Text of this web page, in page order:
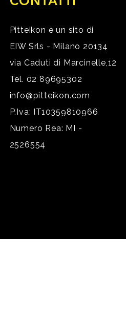
Pitteikon è un sito di
EIW Srls - Milano 20134
via Caduti di Marcinelle,12
Tel. 02 89695302
info@pitteikon.com
P.Iva: IT10359810966
Numero Rea: MI -
2526554